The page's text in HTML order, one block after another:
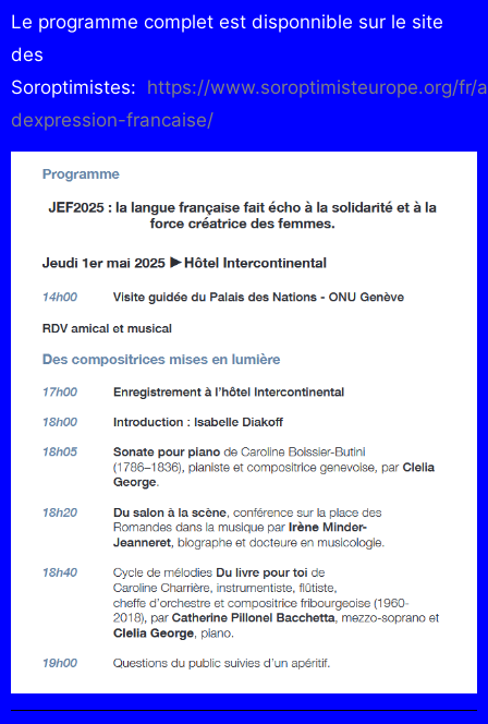
Le programme complet est disponnible sur le site
des
Soroptimistes: https://www.soroptimisteurope.org/fr/
dexpression-francaise/